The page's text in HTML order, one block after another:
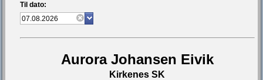
Til dato:
Aurora Johansen Eivik
Kirkenes SK